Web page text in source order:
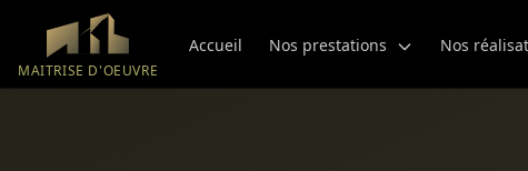
Aller au contenu principal
MAITRISE D'OEUVRE
Accueil Nos prestations Nos